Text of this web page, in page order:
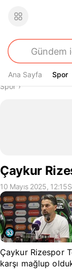
Ana Sayfa Spor
Spor
Buradasın
Spor›
Çaykur
10 Mayıs 2025, 12:15
Çaykur Rizespor
karşı mağlup